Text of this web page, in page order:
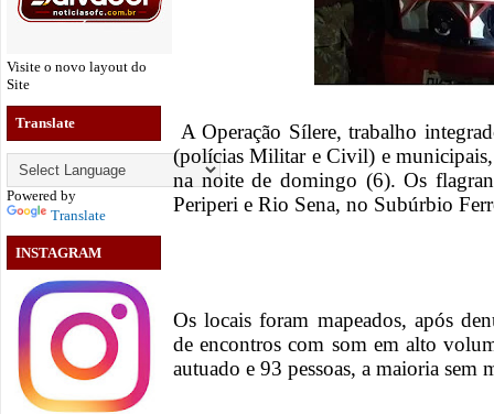
Visite o novo layout do
Site
Translate
Powered by
Translate
INSTAGRAM
A Operação Sílere, trabalho
(polícias Militar e Civil) e
na noite de domingo (6). Os
Periperi e Rio Sena, no Subúrbio
Os locais foram mapeados, após
de encontros com som em alto
autuado e 93 pessoas, a maioria sem